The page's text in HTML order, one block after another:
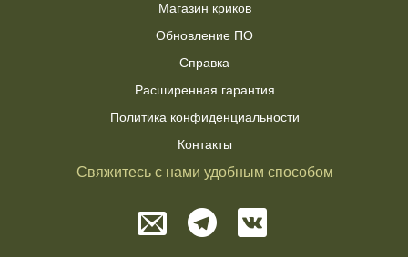
Магазин криков
Обновление ПО
Справка
Расширенная гарантия
Политика конфиденциальности
Контакты
Свяжитесь с нами удобным способом